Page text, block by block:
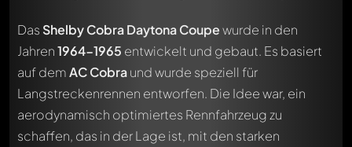
Das Shelby Cobra Daytona Coupewurde in den
Jahren1964-1965 entwickelt und gebaut. Es basiert
auf demAC Cobraund wurde speziell für
Langstreckenrennen entworfen. Die Idee war, ein
aerodynamisch optimiertes Rennfahrzeug zu
schaffen, das in der Lage ist, mit den starken